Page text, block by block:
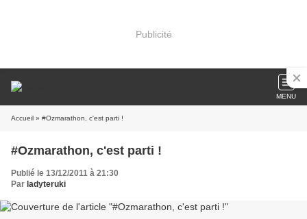
Publicité
MENU
Accueil » #Ozmarathon, c'est parti !
#Ozmarathon, c'est parti !
Publié le 13/12/2011 à 21:30
Par ladyteruki